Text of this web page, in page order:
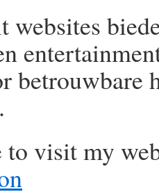
websites
betrouwbare
to visit my